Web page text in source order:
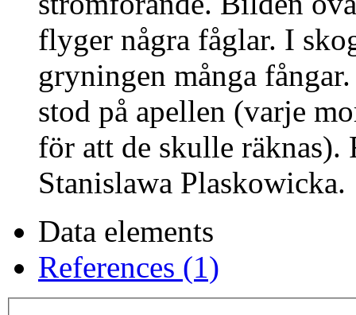
flyger några fåglar. I
gryningen många
stod på apellen (varje
för att de skulle räknas).
Stanislawa Plaskowicka.
Data elements
References (1)